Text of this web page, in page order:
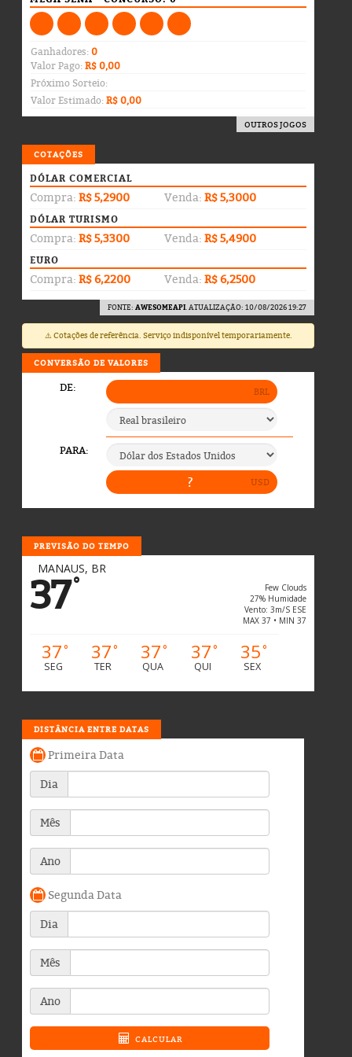
Ganhadores:0
Valor Pago:R$ 0,00
Próximo Sorteio:
Valor Estimado:R$ 0,00
OUTROS JOGOS
COTAÇÕES
DÓLAR COMERCIAL
Compra: R$ 5,2900 Venda: R$ 5,3000
DÓLAR TURISMO
Compra: R$ 5,3300 Venda: R$ 5,4900
EURO
Compra: R$ 6,2200 Venda: R$ 6,2500
FONTE: AWESOMEAPI. ATUALIZAÇÃO: 10/08/2026 19:27
⚠️ Cotações de referência. Serviço indisponível temporariamente.
CONVERSÃO DE VALORES
PREVISÃO DO TEMPO
MANAUS, BR
37°
Few Clouds
27% Humidade
Vento: 3m/s ESE
MAX 37 • MIN 37
37°
SEG
37°
TER
37°
QUA
37°
QUI
35°
SEX
DISTÂNCIA ENTRE DATAS